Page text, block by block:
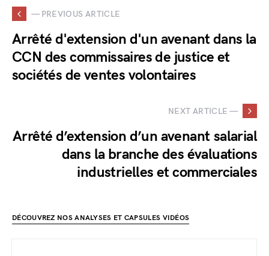
— PREVIOUS ARTICLE
Arrêté d'extension d'un avenant dans la
CCN des commissaires de justice et
sociétés de ventes volontaires
NEXT ARTICLE —
Arrêté d’extension d’un avenant salarial
dans la branche des évaluations
industrielles et commerciales
DÉCOUVREZ NOS ANALYSES ET CAPSULES VIDÉOS